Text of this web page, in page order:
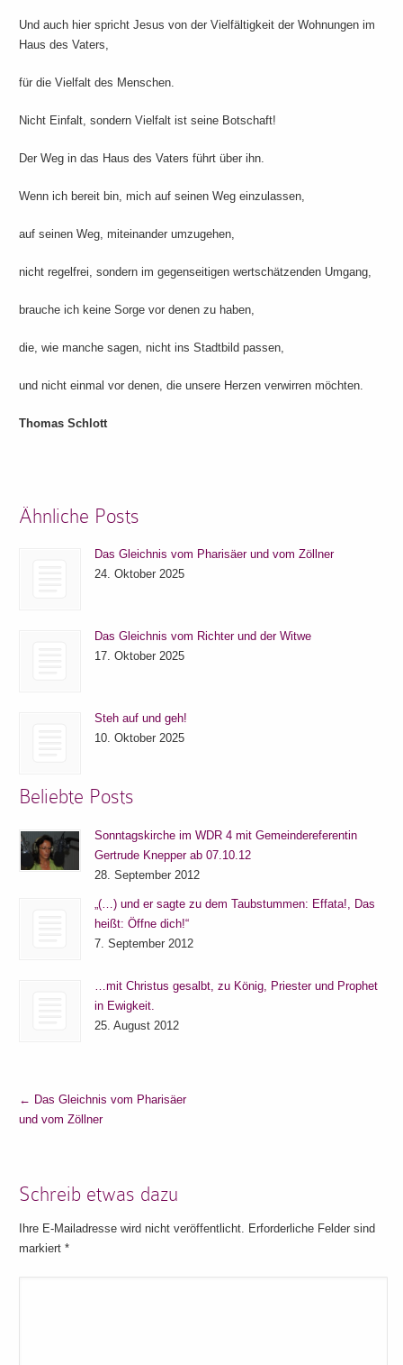
Und auch hier spricht Jesus von der Vielfältigkeit der Wohnungen im
Haus des Vaters,
für die Vielfalt des Menschen.
Nicht Einfalt, sondern Vielfalt ist seine Botschaft!
Der Weg in das Haus des Vaters führt über ihn.
Wenn ich bereit bin, mich auf seinen Weg einzulassen,
auf seinen Weg, miteinander umzugehen,
nicht regelfrei, sondern im gegenseitigen wertschätzenden Umgang,
brauche ich keine Sorge vor denen zu haben,
die, wie manche sagen, nicht ins Stadtbild passen,
und nicht einmal vor denen, die unsere Herzen verwirren möchten.
Thomas Schlott
Ähnliche Posts
Das Gleichnis vom Pharisäer und vom Zöllner
24. Oktober 2025
Das Gleichnis vom Richter und der Witwe
17. Oktober 2025
Steh auf und geh!
10. Oktober 2025
Beliebte Posts
Sonntagskirche im WDR 4 mit Gemeindereferentin
Gertrude Knepper ab 07.10.12
28. September 2012
„(…) und er sagte zu dem Taubstummen: Effata!, Das
heißt: Öffne dich!“
7. September 2012
…mit Christus gesalbt, zu König, Priester und Prophet
in Ewigkeit.
25. August 2012
← Das Gleichnis vom Pharisäer
und vom Zöllner
Schreib etwas dazu
Ihre E-Mailadresse wird nicht veröffentlicht. Erforderliche Felder sind
markiert*